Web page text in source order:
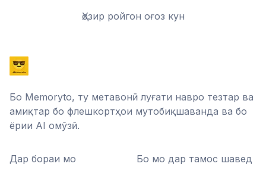
Ҳозир ройгон оғоз кун
Бо Memoryto, ту метавонӣ луғати навро тезтар ва
амиқтар бо флешкортҳои мутобиқшаванда ва бо
ёрии AI омӯзӣ.
Дар бораи мо Бо мо дар тамос шавед